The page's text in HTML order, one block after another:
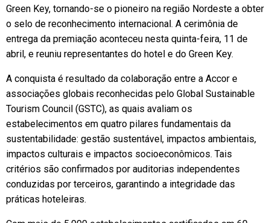
Green Key, tornando-se o pioneiro na região Nordeste a obter
o selo de reconhecimento internacional. A cerimônia de
entrega da premiação aconteceu nesta quinta-feira, 11 de
abril, e reuniu representantes do hotel e do Green Key.
A conquista é resultado da colaboração entre a Accor e
associações globais reconhecidas pelo Global Sustainable
Tourism Council (GSTC), as quais avaliam os
estabelecimentos em quatro pilares fundamentais da
sustentabilidade: gestão sustentável, impactos ambientais,
impactos culturais e impactos socioeconômicos. Tais
critérios são confirmados por auditorias independentes
conduzidas por terceiros, garantindo a integridade das
práticas hoteleiras.